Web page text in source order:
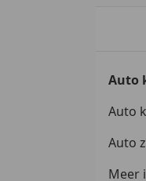
Auto
Auto
Auto
Meer